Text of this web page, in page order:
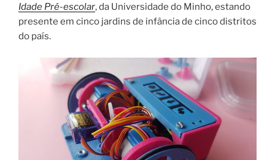
Idade Pré-escolar, da Universidade do Minho, estando
presente em cinco jardins de infância de cinco distritos
do país.